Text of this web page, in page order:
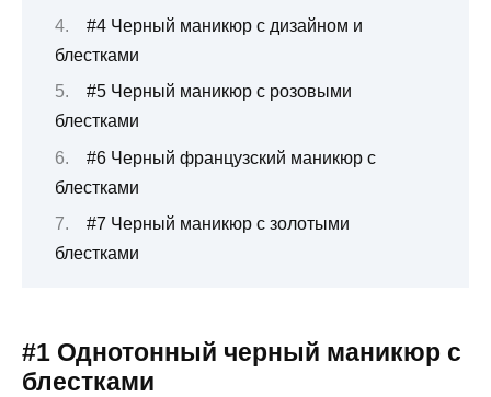
#4 Черный маникюр с дизайном и
блестками
#5 Черный маникюр с розовыми
блестками
#6 Черный французский маникюр с
блестками
#7 Черный маникюр с золотыми
блестками
#1 Однотонный черный маникюр с
блестками